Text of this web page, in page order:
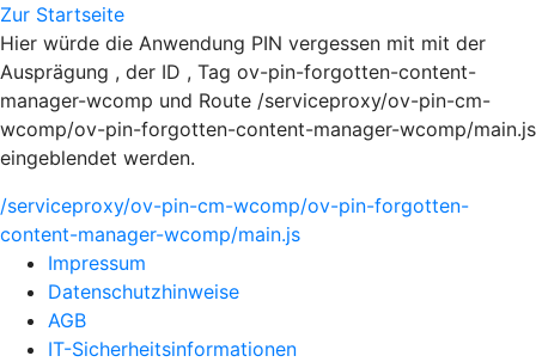
Zur Startseite
Hier würde die Anwendung PIN vergessen mit mit der
Ausprägung , der ID , Tag ov-pin-forgotten-content-
manager-wcomp und Route /serviceproxy/ov-pin-cm-
wcomp/ov-pin-forgotten-content-manager-wcomp/main.js
eingeblendet werden.
/serviceproxy/ov-pin-cm-wcomp/ov-pin-forgotten-
content-manager-wcomp/main.js
Impressum
Datenschutzhinweise
AGB
IT-Sicherheitsinformationen